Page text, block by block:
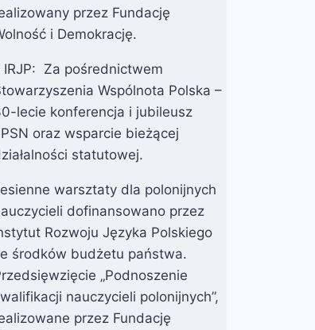
2024
Przez
29 listopada 2021
przez Fundację
i Demokrację.
IRJP: Za pośrednictwem
Wspólnota Polska –
lecie konferencja i jubileusz
oraz wsparcie bieżącej
statutowej.
warsztaty dla polonijnych
dofinansowano przez
Rozwoju Języka Polskiego
środków budżetu państwa.
„Podnoszenie
nauczycieli polonijnych”,
przez Fundację